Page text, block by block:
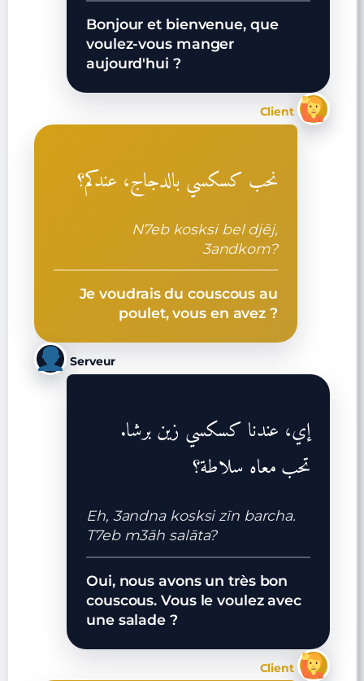
Bonjour et bienvenue, que
voulez-vous manger
aujourd'hui ?
Client
نحب كسكسي بالدجاج، عندكم؟
N7eb kosksi bel djēj,
3andkom?
Je voudrais du couscous au
poulet, vous en avez ?
Serveur
إي، عندنا كسكسي زين برشا.
تحب معاه سلاطة؟
Eh, 3andna kosksi zīn barcha.
T7eb m3āh salāta?
Oui, nous avons un très bon
couscous. Vous le voulez avec
une salade ?
Client